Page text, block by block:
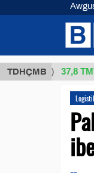
TDHÇMB
(kg.) 37,8 ТМТ